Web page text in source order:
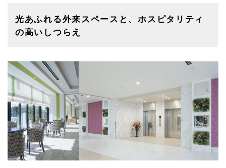
光あふれる外来スペースと、ホスピタリティ
の高いしつらえ